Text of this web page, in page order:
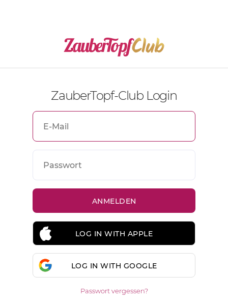
ZauberTopf-Club Login
LOG IN WITH APPLE
LOG IN WITH GOOGLE
Passwort vergessen?